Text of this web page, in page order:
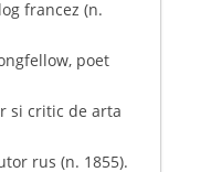
francez (n.
poet
si critic de arta
rus (n. 1855).